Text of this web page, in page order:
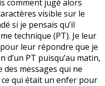
comment jugé alors
visible sur le
si je pensais qu’il
technique (PT). Je leur
leur répondre que je
d’un PT puisqu’au matin,
messages qui ne
qui était un enfer pour